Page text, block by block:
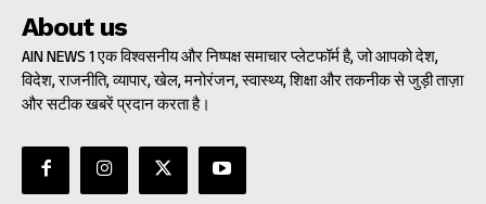
About us
AIN NEWS 1 एक विश्वसनीय और निष्पक्ष समाचार प्लेटफॉर्म है, जो आपको देश,
विदेश, राजनीति, व्यापार, खेल, मनोरंजन, स्वास्थ्य, शिक्षा और तकनीक से जुड़ी ताज़ा
और सटीक खबरें प्रदान करता है।